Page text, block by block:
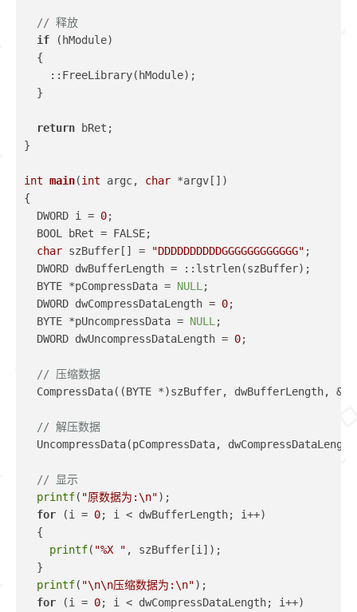
// 释放
if (hModule)
  {
    ::FreeLibrary(hModule);
  }
return bRet;
}
int main(int argc, char *argv[])
{
  DWORD i =
0;
  BOOL bRet = FALSE;
char szBuffer[] = "DDDDDDDDDDGGGGGGGGGGGG" ;
  DWORD dwBufferLength = ::lstrlen(szBuffer);
  BYTE *pCompressData =
NULL ;
  DWORD dwCompressDataLength =
0;
  BYTE *pUncompressData =
NULL ;
  DWORD dwUncompressDataLength =
0;
// 压缩数据
CompressData((BYTE *)szBuffer, dwBufferLength,
// 解压数据
UncompressData(pCompressData,
// 显示
printf( "原数据为:\n");
for (i = 0; i < dwBufferLength; i++)
  {
printf( "%X " , szBuffer[i]);
  }
printf( "\n\n压缩数据为:\n");
for (i = 0; i < dwCompressDataLength; i++)